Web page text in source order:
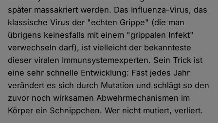
später massakriert werden. Das Influenza-Virus, das
klassische Virus der "echten Grippe" (die man
übrigens keinesfalls mit einem "grippalen Infekt"
verwechseln darf), ist vielleicht der bekannteste
dieser viralen Immunsystemexperten. Sein Trick ist
eine sehr schnelle Entwicklung: Fast jedes Jahr
verändert es sich durch Mutation und schlägt so den
zuvor noch wirksamen Abwehrmechanismen im
Körper ein Schnippchen. Wer nicht mutiert, verliert.